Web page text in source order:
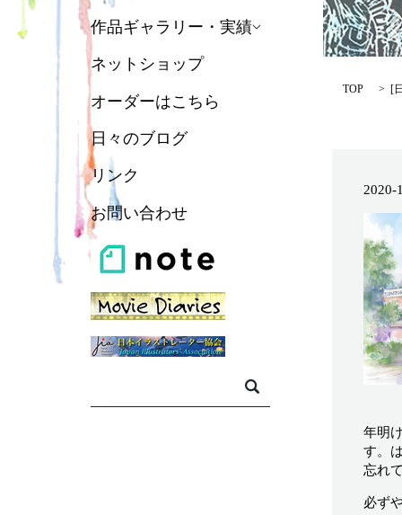
作品ギャラリー・実績
ネットショップ
オーダーはこちら
日々のブログ
リンク
お問い合わせ
TOP [
2020-
年明
す。
忘れ
必ず